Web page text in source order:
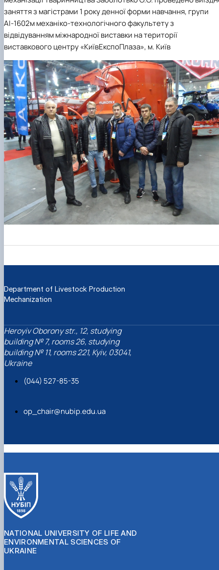
Науковий гурток «Охорона праці в харчових
технологіях»
заняття з магістрами 1 року денної форми навчання, групи
АІ-1602ммеханіко-технологічного факультету з
відвідуванням міжнародної виставки на території
виставкового центру «КиївЕкспоПлаза», м. Київ
Department of Livestock Production
Mechanization
Heroyiv Oborony str., 12, studying
building № 7, rooms 26, studying
building № 11, rooms 221, Kyiv, 03041,
Ukraine
(044) 527-85-35
op_chair@nubip.edu.ua
NATIONAL UNIVERSITY OF LIFE AND
ENVIRONMENTAL SCIENCES OF
UKRAINE